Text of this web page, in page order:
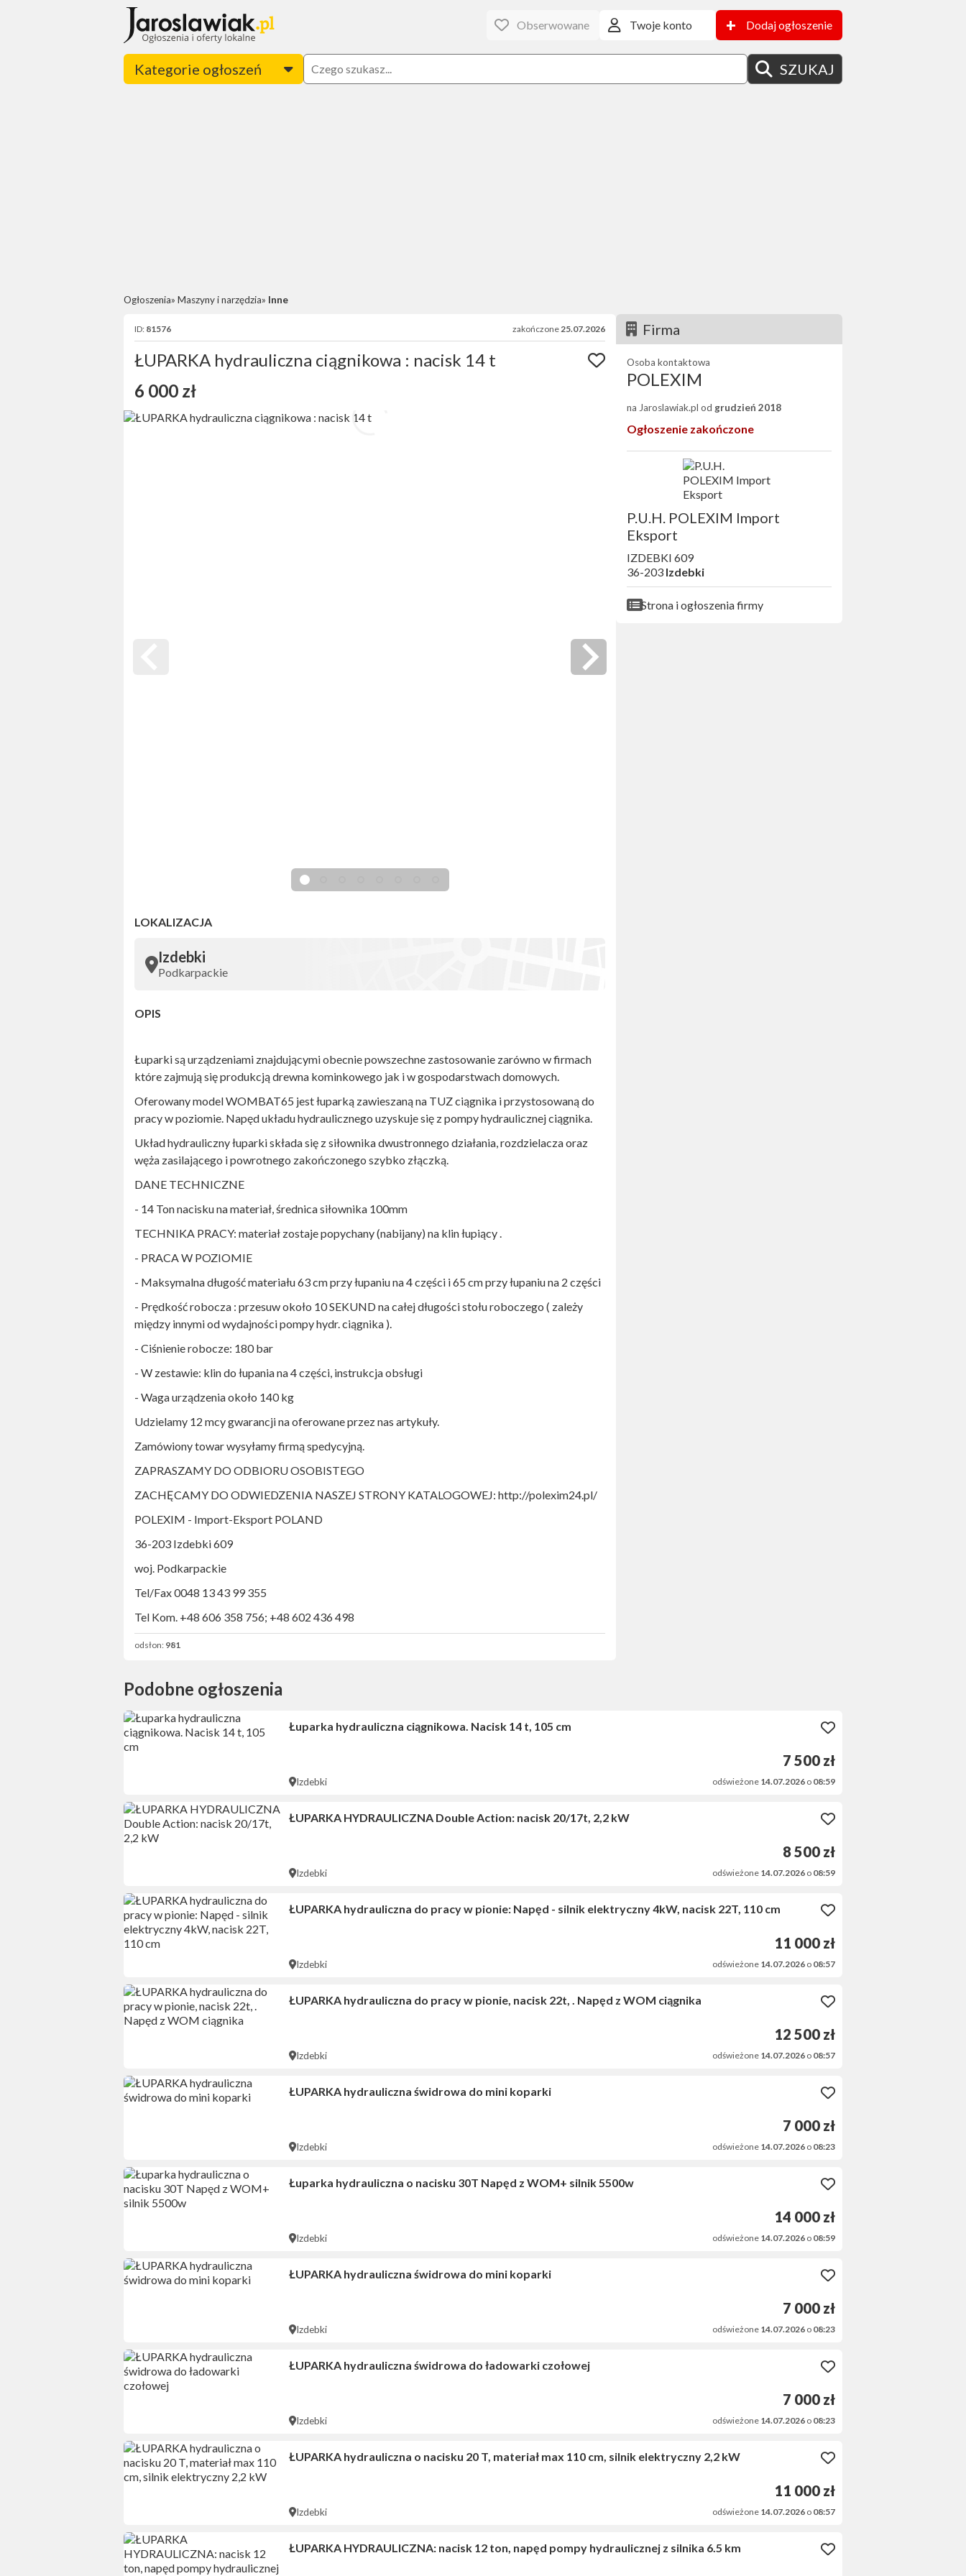
Obserwowane Twoje konto + Dodaj ogłoszenie
Kategorie ogłoszeń SZUKAJ
Ogłoszenia Maszyny i narzędzia Inne
ID: 81576 zakończone25.07.2026
ŁUPARKA hydrauliczna ciągnikowa : nacisk 14 t
6 000 zł
LOKALIZACJA
Izdebki
Podkarpackie
OPIS
Łuparki są urządzeniami znajdującymi obecnie powszechne zastosowanie zarówno w firmach
które zajmują się produkcją drewna kominkowego jak i w gospodarstwach domowych.
Oferowany model WOMBAT65 jest łuparką zawieszaną na TUZ ciągnika i przystosowaną do
pracy w poziomie. Napęd układu hydraulicznego uzyskuje się z pompy hydraulicznej ciągnika.
Układ hydrauliczny łuparki składa się z siłownika dwustronnego działania, rozdzielacza oraz
węża zasilającego i powrotnego zakończonego szybko złączką.
DANE TECHNICZNE
- 14 Ton nacisku na materiał, średnica siłownika 100mm
TECHNIKA PRACY: materiał zostaje popychany (nabijany) na klin łupiący .
- PRACA W POZIOMIE
- Maksymalna długość materiału 63 cm przy łupaniu na 4 części i 65 cm przy łupaniu na 2 części
- Prędkość robocza : przesuw około 10 SEKUND na całej długości stołu roboczego ( zależy
między innymi od wydajności pompy hydr. ciągnika ).
- Ciśnienie robocze: 180 bar
- W zestawie: klin do łupania na 4 części, instrukcja obsługi
- Waga urządzenia około 140 kg
Udzielamy 12 mcy gwarancji na oferowane przez nas artykuły.
Zamówiony towar wysyłamy firmą spedycyjną.
ZAPRASZAMY DO ODBIORU OSOBISTEGO
ZACHĘCAMY DO ODWIEDZENIA NASZEJ STRONY KATALOGOWEJ: http://polexim24.pl/
POLEXIM - Import-Eksport POLAND
36-203 Izdebki 609
woj. Podkarpackie
Tel/Fax 0048 13 43 99 355
Tel Kom. +48 606 358 756; +48 602 436 498
odsłon: 981
Firma
Osoba kontaktowa
POLEXIM
na Jaroslawiak.pl od grudzień 2018
Ogłoszenie zakończone
P.U.H. POLEXIM Import
Eksport
IZDEBKI 609
36-203 Izdebki
Strona i ogłoszenia firmy
Podobne ogłoszenia
Łuparka hydrauliczna ciągnikowa. Nacisk 14 t, 105 cm
7 500 zł
Izdebki odświeżone 14.07.2026 o 08:59
ŁUPARKA HYDRAULICZNA Double Action: nacisk 20/17t, 2,2 kW
8 500 zł
Izdebki odświeżone 14.07.2026 o 08:59
ŁUPARKA hydrauliczna do pracy w pionie: Napęd - silnik elektryczny 4kW, nacisk 22T, 110 cm
11 000 zł
Izdebki odświeżone 14.07.2026 o 08:57
ŁUPARKA hydrauliczna do pracy w pionie, nacisk 22t, . Napęd z WOM ciągnika
12 500 zł
Izdebki odświeżone 14.07.2026 o 08:57
ŁUPARKA hydrauliczna świdrowa do mini koparki
7 000 zł
Izdebki odświeżone 14.07.2026 o 08:23
Łuparka hydrauliczna o nacisku 30T Napęd z WOM+ silnik 5500w
14 000 zł
Izdebki odświeżone 14.07.2026 o 08:59
ŁUPARKA hydrauliczna świdrowa do mini koparki
7 000 zł
Izdebki odświeżone 14.07.2026 o 08:23
ŁUPARKA hydrauliczna świdrowa do ładowarki czołowej
7 000 zł
Izdebki odświeżone 14.07.2026 o 08:23
ŁUPARKA hydrauliczna o nacisku 20 T, materiał max 110 cm, silnik elektryczny 2,2 kW
11 000 zł
Izdebki odświeżone 14.07.2026 o 08:57
ŁUPARKA HYDRAULICZNA: nacisk 12 ton, napęd pompy hydraulicznej z silnika 6.5 km